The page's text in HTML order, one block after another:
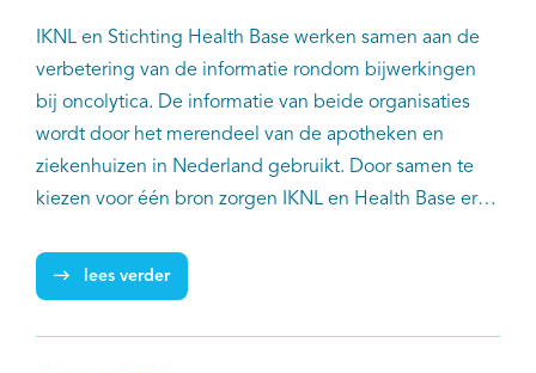
IKNL en Stichting Health Base werken samen aan de
verbetering van de informatie rondom bijwerkingen
bij oncolytica. De informatie van beide organisaties
wordt door het merendeel van de apotheken en
ziekenhuizen in Nederland gebruikt. Door samen te
kiezen voor één bron zorgen IKNL en Health Base er
betrouwbare en eenduidige informatie over
bijwerkingen ontvangen.
lees verder